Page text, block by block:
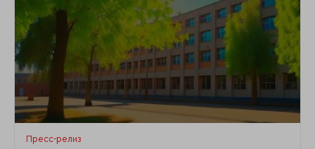
Пресс-релиз